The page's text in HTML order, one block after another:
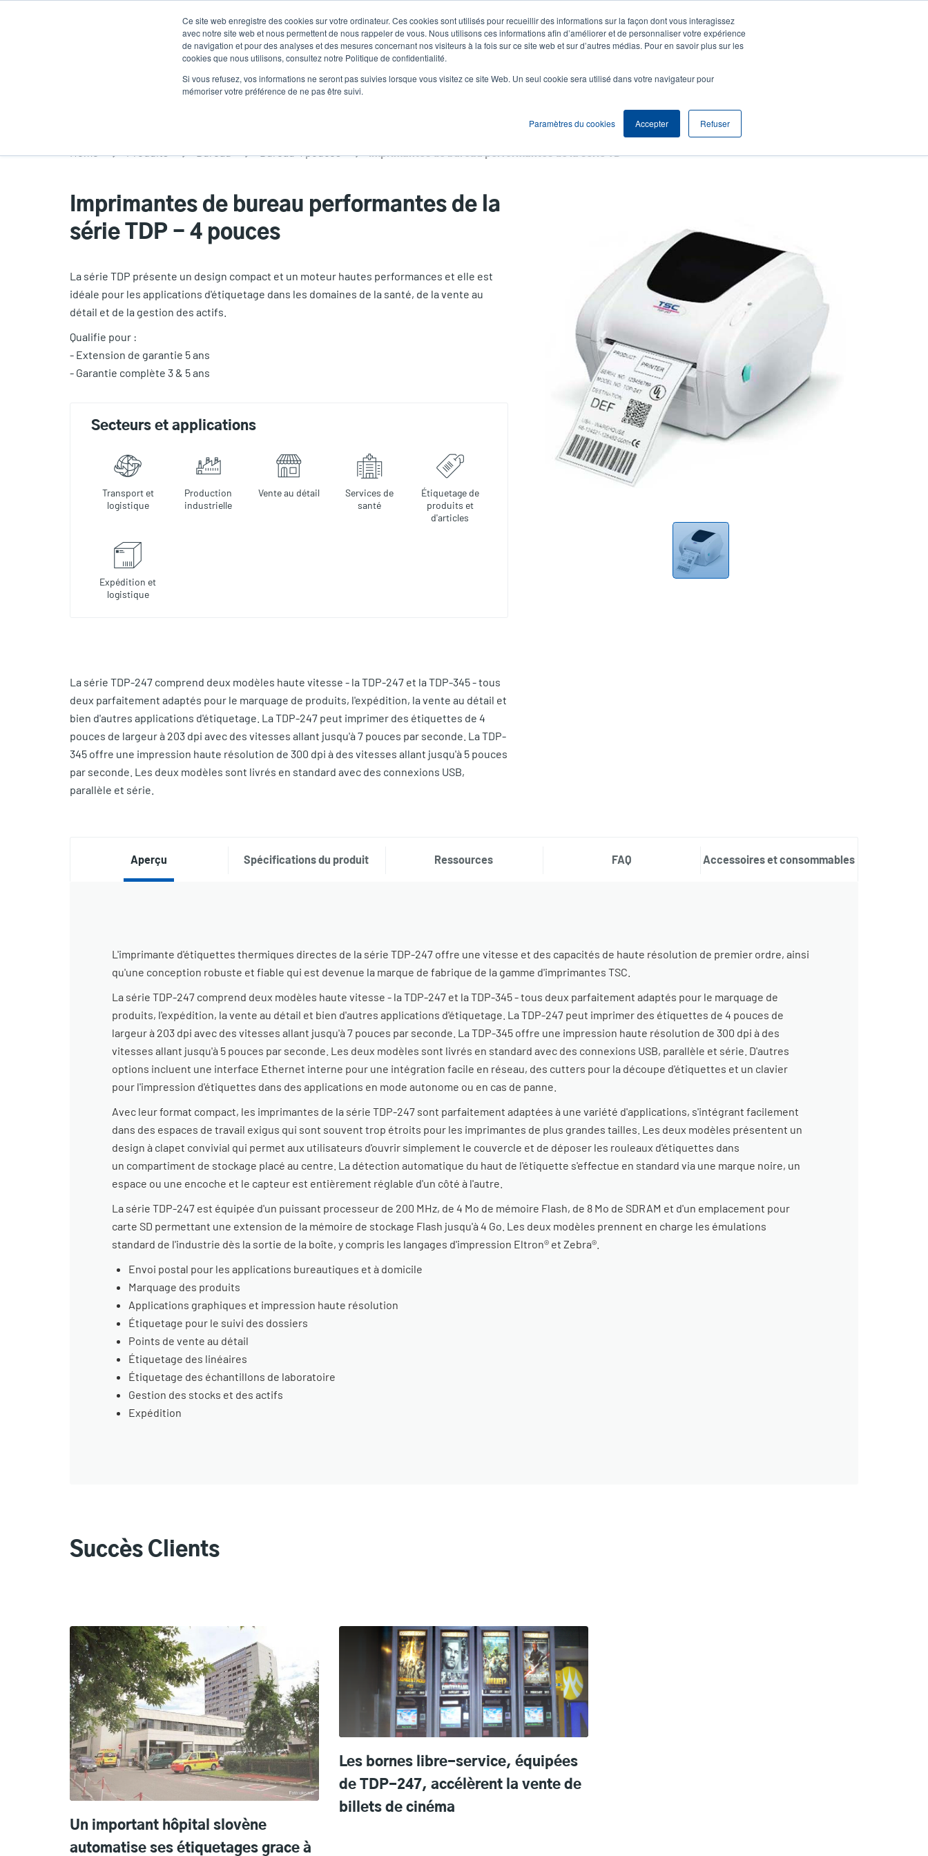
Ce site web enregistre des cookies sur votre ordinateur. Ces cookies sont utilisés pour recueillir des informations sur la façon dont vous interagissez
avec notre site web et nous permettent de nous rappeler de vous. Nous utilisons ces informations afin d’améliorer et de personnaliser votre expérience
de navigation et pour des analyses et des mesures concernant nos visiteurs à la fois sur ce site web et sur d’autres médias. Pour en savoir plus sur les
cookies que nous utilisons, consultez notre Politique de confidentialité.
Si vous refusez, vos informations ne seront pas suivies lorsque vous visitez ce site Web. Un seul cookie sera utilisé dans votre navigateur pour
mémoriser votre préférence de ne pas être suivi.
Paramètres du cookies Accepter Refuser
User
account
Actualités et événements Société
User
S'identifier S'enregistrer
Header
Home Produits Bureau Bureau 4 pouces Imprimantes de bureau performantes de la série TDP - 4 pouces
Imprimantes de bureau performantes de la
série TDP - 4 pouces
La série TDP présente un design compact et un moteur hautes performances et elle est
idéale pour les applications d'étiquetage dans les domaines de la santé, de la vente au
détail et de la gestion des actifs.
Qualifie pour :
- Extension de garantie 5 ans
- Garantie complète 3 & 5 ans
Secteurs et applications
Transport et
logistique
Production
industrielle
Vente au détail
Services de
santé
Étiquetage de
produits et
d'articles
Expédition et
logistique
La série TDP-247 comprend deux modèles haute vitesse - la TDP-247 et la TDP-345 - tous
deux parfaitement adaptés pour le marquage de produits, l'expédition, la vente au détail et
bien d'autres applications d'étiquetage. La TDP-247 peut imprimer des étiquettes de 4
pouces de largeur à 203 dpi avec des vitesses allant jusqu'à 7 pouces par seconde. La TDP-
345 offre une impression haute résolution de 300 dpi à des vitesses allant jusqu'à 5 pouces
par seconde. Les deux modèles sont livrés en standard avec des connexions USB,
parallèle et série.
Aperçu Spécifications du produit Ressources FAQ Accessoires et consommables
L'imprimante d'étiquettes thermiques directes de la série TDP-247 offre une vitesse et des capacités de haute résolution de premier ordre, ainsi
qu'une conception robuste et fiable qui est devenue la marque de fabrique de la gamme d'imprimantes TSC.
La série TDP-247 comprend deux modèles haute vitesse - la TDP-247 et la TDP-345 - tous deux parfaitement adaptés pour le marquage de
produits, l'expédition, la vente au détail et bien d'autres applications d'étiquetage. La TDP-247 peut imprimer des étiquettes de 4 pouces de
largeur à 203 dpi avec des vitesses allant jusqu'à 7 pouces par seconde. La TDP-345 offre une impression haute résolution de 300 dpi à des
vitesses allant jusqu'à 5 pouces par seconde. Les deux modèles sont livrés en standard avec des connexions USB, parallèle et série. D'autres
options incluent une interface Ethernet interne pour une intégration facile en réseau, des cutters pour la découpe d'étiquettes et un clavier
pour l'impression d'étiquettes dans des applications en mode autonome ou en cas de panne.
Avec leur format compact, les imprimantes de la série TDP-247 sont parfaitement adaptées à une variété d'applications, s'intégrant facilement
dans des espaces de travail exigus qui sont souvent trop étroits pour les imprimantes de plus grandes tailles. Les deux modèles présentent un
design à clapet convivial qui permet aux utilisateurs d'ouvrir simplement le couvercle et de déposer les rouleaux d'étiquettes dans
un compartiment de stockage placé au centre. La détection automatique du haut de l'étiquette s'effectue en standard via une marque noire, un
espace ou une encoche et le capteur est entièrement réglable d'un côté à l'autre.
La série TDP-247 est équipée d'un puissant processeur de 200 MHz, de 4 Mo de mémoire Flash, de 8 Mo de SDRAM et d'un emplacement pour
carte SD permettant une extension de la mémoire de stockage Flash jusqu'à 4 Go. Les deux modèles prennent en charge les émulations
standard de l'industrie dès la sortie de la boîte, y compris les langages d'impression Eltron® et Zebra®.
Envoi postal pour les applications bureautiques et à domicile
Marquage des produits
Applications graphiques et impression haute résolution
Étiquetage pour le suivi des dossiers
Points de vente au détail
Étiquetage des linéaires
Étiquetage des échantillons de laboratoire
Gestion des stocks et des actifs
Expédition
Succès Clients
Un important hôpital slovène
automatise ses étiquetages grace à
Les bornes libre-service, équipées
de TDP-247, accélèrent la vente de
billets de cinéma